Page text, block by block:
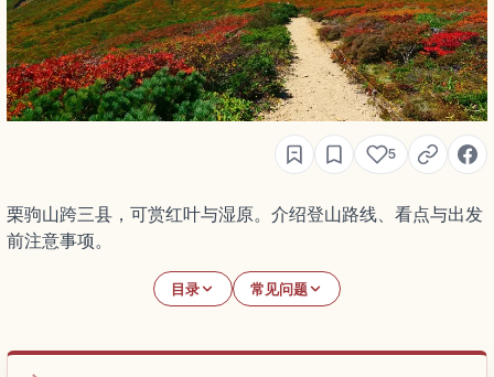
5
栗驹山跨三县，可赏红叶与湿原。介绍登山路线、看点与出发
前注意事项。
目录 常见问题